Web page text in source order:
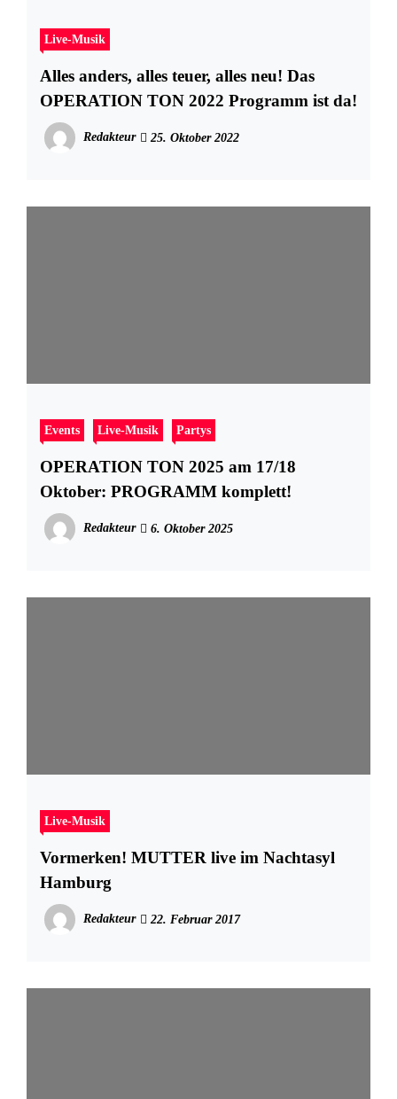
Live-Musik
Alles anders, alles teuer, alles neu! Das
OPERATION TON 2022 Programm ist da!
Redakteur 25. Oktober 2022
Events Live-Musik Partys
OPERATION TON 2025 am 17/18
Oktober: PROGRAMM komplett!
Redakteur 6. Oktober 2025
Live-Musik
Vormerken! MUTTER live im Nachtasyl
Hamburg
Redakteur 22. Februar 2017